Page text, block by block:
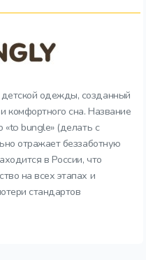
одежды, созданный
комфортного сна. Название
«to bungle» (делать с
отражает беззаботную
в России, что
на всех этапах и
стандартов